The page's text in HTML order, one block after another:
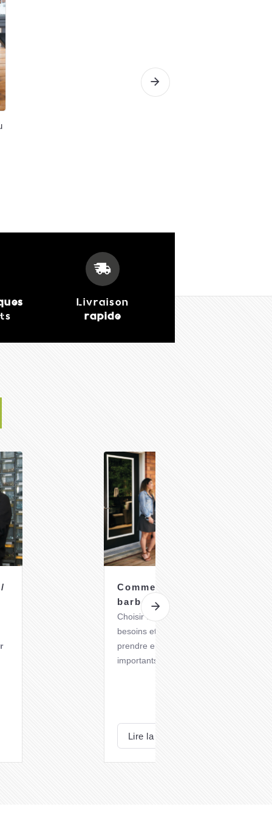
Livraison
rapide
Comment choisir son
barbecue au gaz ?
Choisir un barbecue à gaz
besoins et préférences nécessite de
prendre en compte plusieurs critères
importants.
Lire la suite